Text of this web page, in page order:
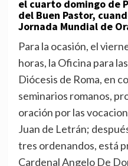
el cuarto domingo de
del Buen Pastor,
Jornada Mundial de
Para la ocasión, el
horas, la Oficina para
Diócesis de Roma, en
seminarios romanos,
oración por las
Juan de Letrán;
tres ordenandos, está
Cardenal Angelo De